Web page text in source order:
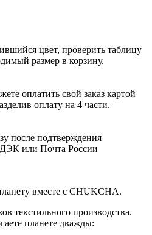
цвет, проверить таблицу
размер в корзину.
оплатить свой заказ картой
оплату на 4 части.
после подтверждения
или Почта России
вместе с CHUKCHA.
текстильного производства.
планете дважды: